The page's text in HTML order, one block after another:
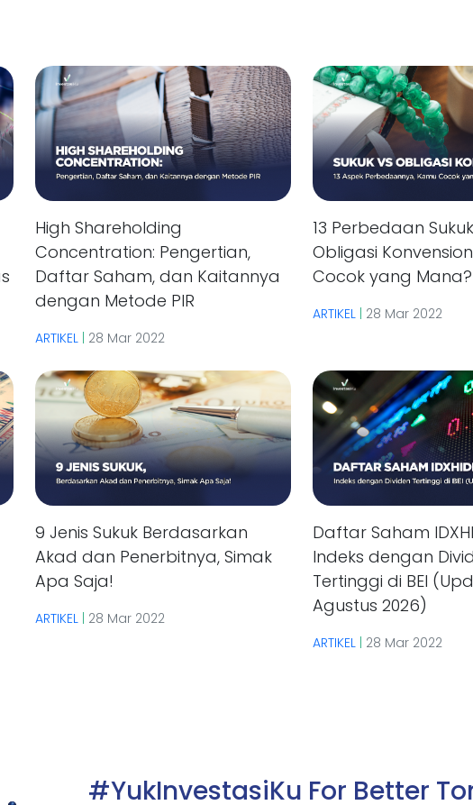
High Shareholding
Concentration: Pengertian,
Daftar Saham, dan Kaitannya
dengan Metode PIR
ARTIKEL| 28 Mar 2022
13 Perbedaan
Obligasi
Cocok yang Mana?
ARTIKEL 28 Mar 2022
9 Jenis Sukuk Berdasarkan
Akad dan Penerbitnya, Simak
Apa Saja!
ARTIKEL| 28 Mar 2022
Daftar Saham
Indeks dengan
Tertinggi di BEI
Agustus 2026)
ARTIKEL | 28 Mar 2022
#YukInvestasiKu For Better